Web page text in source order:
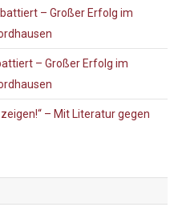
– Großer Erfolg im
– Großer Erfolg im
– Mit Literatur gegen